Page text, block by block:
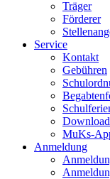
Träger
Förderer
Service
Kontakt
Gebühren
MuKs-
Anmeldung